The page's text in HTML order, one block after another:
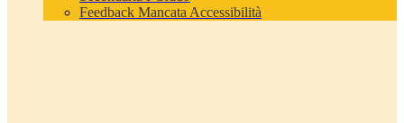
Feedback Mancata Accessibilità